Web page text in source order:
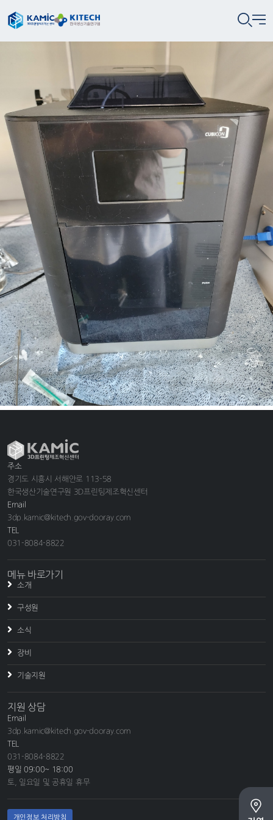
주소
경기도 시흥시 서해안로 113-58
한국생산기술연구원 3D프린팅제조혁신센터
Email
3dp.kamic@kitech.gov-dooray.com
TEL
031-8084-8822
메뉴 바로가기
소개
구성원
소식
장비
기술지원
지원 상담
Email
3dp.kamic@kitech.gov-dooray.com
TEL
031-8084-8822
평일 09:00~ 18:00
토, 일요일 및 공휴일 휴무
개인정보 처리방침